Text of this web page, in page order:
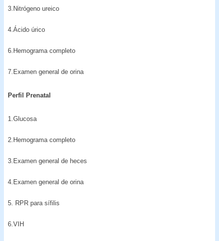
3.Nitrógeno ureico
4.Ácido úrico
6.Hemograma completo
7.Examen general de orina
Perfil Prenatal
1.Glucosa
2.Hemograma completo
3.Examen general de heces
4.Examen general de orina
5. RPR para sífilis
6.VIH